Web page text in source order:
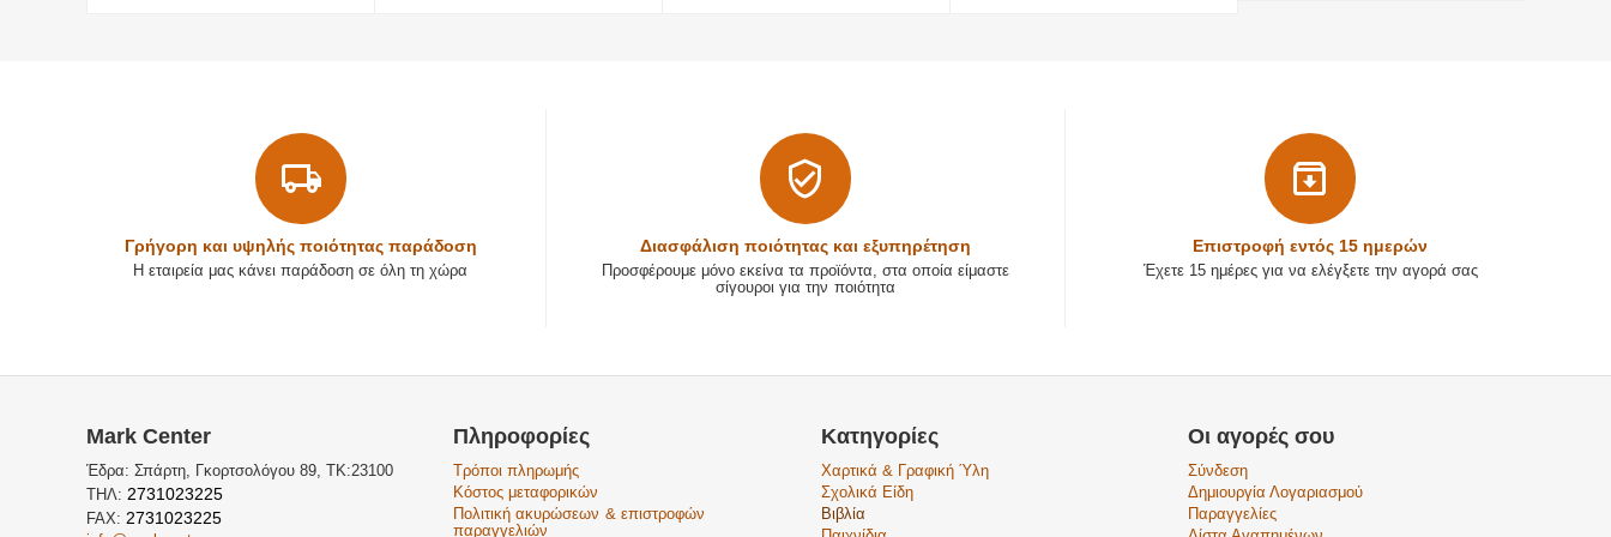
Γρήγορη και υψηλής ποιότητας παράδοση
Η εταιρεία μας κάνει παράδοση σε όλη τη χώρα
Διασφάλιση ποιότητας και εξυπηρέτηση
Προσφέρουμε μόνο εκείνα τα προϊόντα, στα οποία είμαστε
σίγουροι για την ποιότητα
Επιστρoφή εντός 15 ημερών
Έχετε 15 ημέρες για να ελέγξετε την αγορά σας
Mark Center
Έδρα: Σπάρτη, Γκορτσολόγου 89, ΤΚ:23100
ΤΗΛ: 2731023225
FAX: 2731023225
Πληροφορίες
Τρόποι πληρωμής
Κόστος μεταφορικών
Πολιτική ακυρώσεων & επιστροφών
παραγγελιών
Κατηγορίες
Χαρτικά & Γραφική Ύλη
Σχολικά Είδη
Βιβλία
Οι αγορές σου
Σύνδεση
Δημιουργία Λογαριασμού
Παραγγελίες